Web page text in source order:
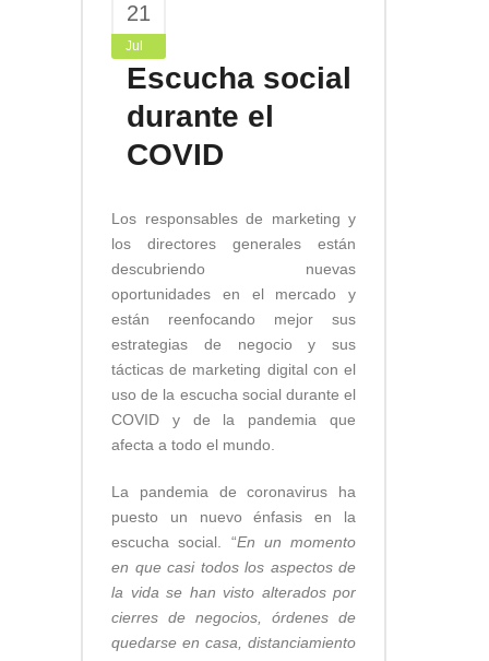
21
Jul
Escucha social
durante el
COVID
Los responsables de marketing y
los directores generales están
descubriendo nuevas
oportunidades en el mercado y
están reenfocando mejor sus
estrategias de negocio y sus
tácticas de marketing digital con el
uso de la escucha social durante el
COVID y de la pandemia que
afecta a todo el mundo.
La pandemia de coronavirus ha
puesto un nuevo énfasis en la
escucha social. “En un momento
en que casi todos los aspectos de
la vida se han visto alterados por
cierres de negocios, órdenes de
quedarse en casa, distanciamiento